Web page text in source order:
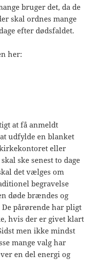
bruger det, da de
skal ordnes mange
efter dødsfaldet.
her:
at få anmeldt
udfylde en blanket
eller
ske senest to dage
det vælges om
begravelse
døde brændes og
pårørende har pligt
hvis der er givet klart
men ikke mindst
mange valg har
en del energi og